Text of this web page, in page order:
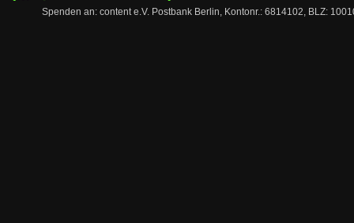
Spenden an: content e.V. Postbank Berlin, Kontonr.: 6814102, BLZ: